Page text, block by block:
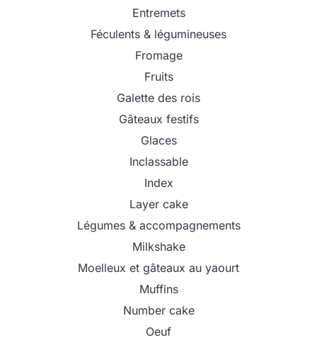
Entremets
Féculents & légumineuses
Fromage
Fruits
Galette des rois
Gâteaux festifs
Glaces
Inclassable
Index
Layer cake
Légumes & accompagnements
Milkshake
Moelleux et gâteaux au yaourt
Muffins
Number cake
Oeuf